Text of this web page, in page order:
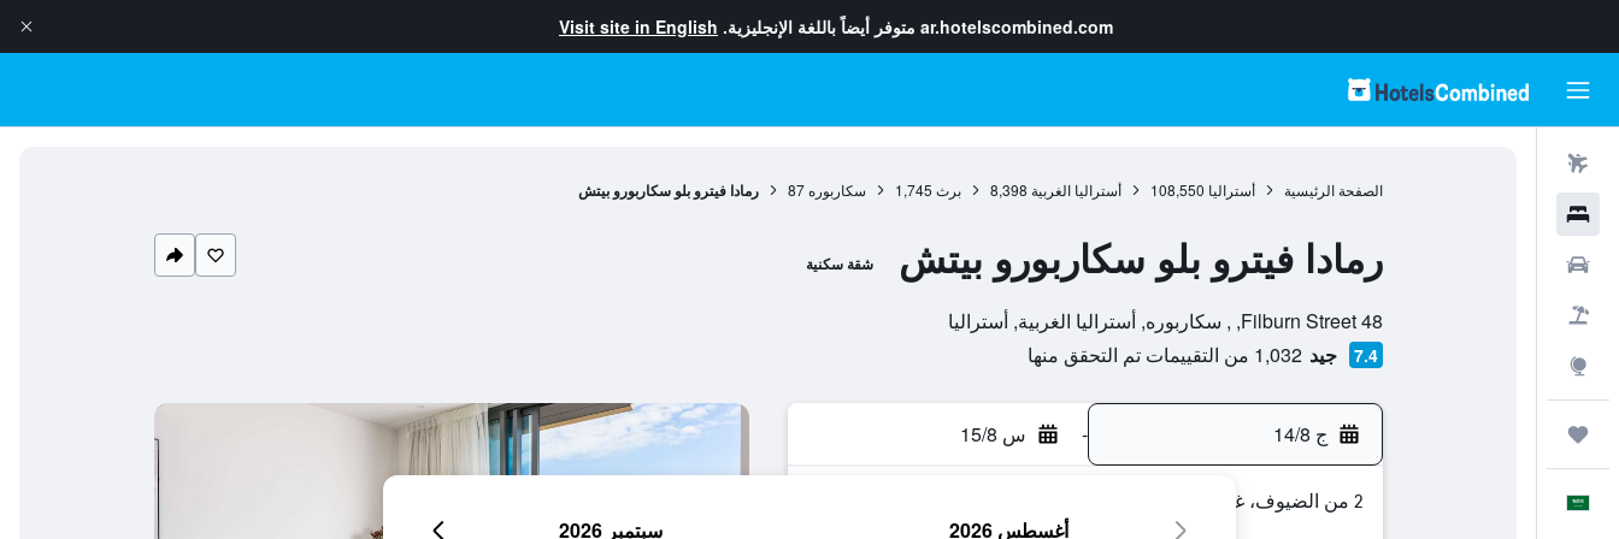
ar.hotelscombined.com متوفر أيضاً باللغة الإنجليزية. Visit site in English
الصفحة الرئيسية أستراليا 108,550 أستراليا الغربية 8,398 برث 1,745 سكاربوره 87 رمادا فيترو بلو سكاربورو بيتش
رمادا فيترو بلو سكاربورو بيتش شقة سكنية
48 Filburn Street, , سكاربوره, أستراليا الغربية, أستراليا
7.4 جيد 1,032 من التقييمات تم التحقق منها
ج 14/8 - س 15/8
2 من الضيوف، غرفة واحدة
أغسطس 2026 سبتمبر 2026